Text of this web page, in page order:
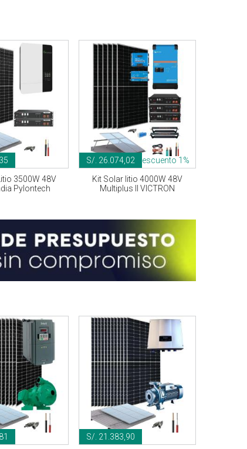
3500W 48V
Pylontech
S/. 26.074,02
Descuento 1%
Kit Solar litio 4000W 48V
Multiplus II VICTRON
S/. 21.383,90